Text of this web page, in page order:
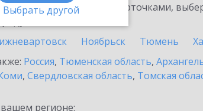
Выбрать другой
с информационными карточками,
Ноябрьск Тюмень
Россия, Тюменская область,
, Свердловская область, Томская
регионе: